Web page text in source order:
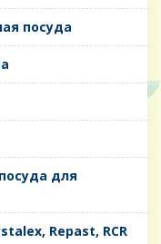
посуда
для
Repast, RCR